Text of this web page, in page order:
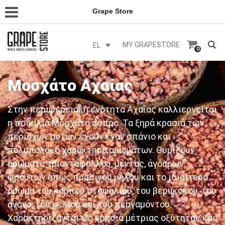
Grape Store
EL MY GRAPESTORE
0
Μοσχάτο Αχαίας
Στην περιφερειακή ενότητα Αχαΐας καλλιεργείται
η ποικιλία Μοσχάτο άσπρο. Τα ξηρά κρασιά των
περιοχών αυτών έχουν έναν σπάνιο και
πολύπολοκο χαρακτήρα αρωμάτων. Θυμίζουν
αρώματα τριαντάφυλλου, μέντας, άγουρων
φρούτων όπως πράσινου μήλου και το ιδιαίτερο
άρωμα του καρπού σταφύλιου, του βερύκοκου, του
ανανά, του μελιού και του περγαμόντου.
Χαρακτηρίζονται ως κρασιά μέτριας οξύτητας και